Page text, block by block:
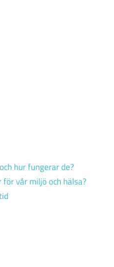
hur fungerar de?
vår miljö och hälsa?